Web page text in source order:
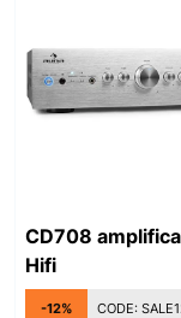
CD708
Hifi
-12% CODE: